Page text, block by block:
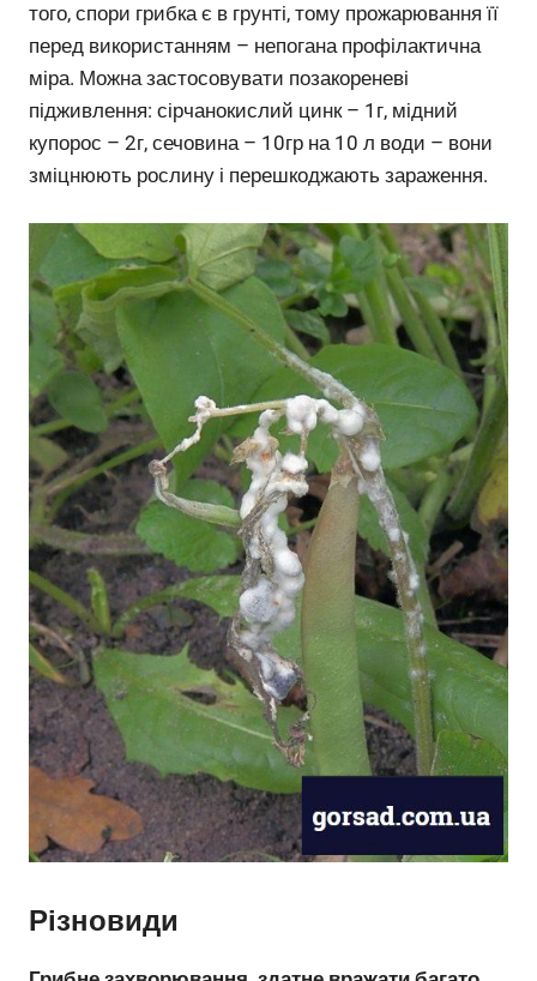
того, спори грибка є в грунті, тому прожарювання її
перед використанням – непогана профілактична
міра. Можна застосовувати позакореневі
підживлення: сірчанокислий цинк – 1г, мідний
купорос – 2г, сечовина – 10гр на 10 л води – вони
зміцнюють рослину і перешкоджають зараження.
Різновиди